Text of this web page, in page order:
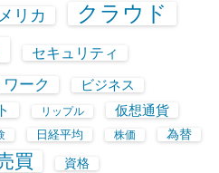
リカ クラウド
セキュリティ
ーク ビジネス
リップル 仮想通貨
日経平均 株価 為替
買 資格